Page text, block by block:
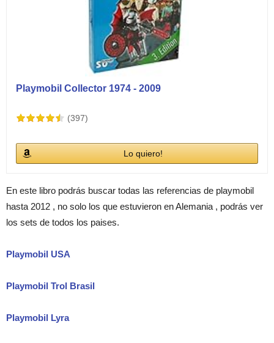
Playmobil Collector 1974 - 2009
(397)
Lo quiero!
En este libro podrás buscar todas las referencias de playmobil
hasta 2012 , no solo los que estuvieron en Alemania , podrás ver
los sets de todos los paises.
Playmobil USA
Playmobil Trol Brasil
Playmobil Lyra